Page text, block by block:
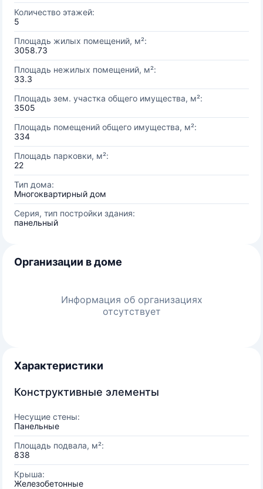
Количество этажей:
5
Площадь жилых помещений, м²:
3058.73
Площадь нежилых помещений, м²:
33.3
Площадь зем. участка общего имущества, м²:
3505
Площадь помещений общего имущества, м²:
334
Площадь парковки, м²:
22
Тип дома:
Многоквартирный дом
Серия, тип постройки здания:
панельный
Организации в доме
Информация об организациях
отсутствует
Характеристики
Конструктивные элементы
Несущие стены:
Панельные
Площадь подвала, м²:
838
Крыша:
Железобетонные